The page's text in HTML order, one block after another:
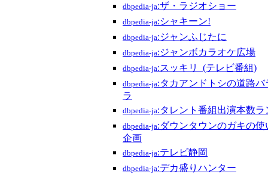
dbpedia-ja:ザ・ラジオショー
dbpedia-ja:シャキーン!
dbpedia-ja:ジャンふじたに
dbpedia-ja:ジャンボカラオケ広場
dbpedia-ja:スッキリ_(テレビ番組)
dbpedia-ja:タカアンドトシの道路
ラ
dbpedia-ja:タレント番組出演本数ラ
dbpedia-ja:ダウンタウンのガキの
企画
dbpedia-ja:テレビ静岡
dbpedia-ja:デカ盛りハンター